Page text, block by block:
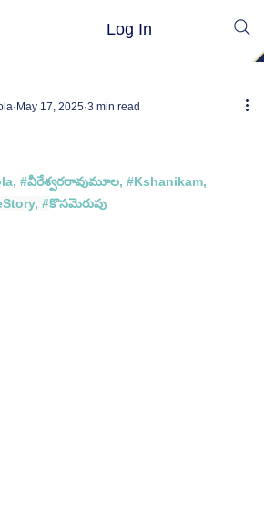
Log In
May 17, 2025 3 min read
stars.
, #వీరేశ్వరరావుమూల, #Kshanikam,
, #కొసమెరుపు